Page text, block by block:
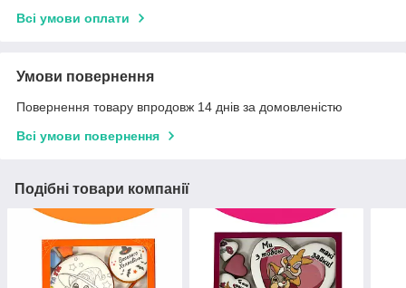
Всі умови оплати
Умови повернення
Повернення товару впродовж 14 днів за домовленістю
Всі умови повернення
Подібні товари компанії